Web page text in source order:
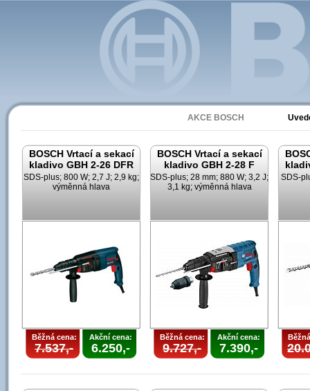
AKCE BOSCH
BOSCH Vrtací a sekací
kladivo GBH 2-26 DFR
SDS-plus; 800 W; 2,7 J; 2,9 kg;
výměnná hlava
Běžná cena:
7.537,-
Akční cena:
6.250,-
BOSCH Vrtací a sekací
kladivo GBH 2-28 F
SDS-plus; 28 mm; 880 W; 3,2 J;
3,1 kg; výměnná hlava
Běžná cena:
9.727,-
Akční cena:
7.390,-
SDS-